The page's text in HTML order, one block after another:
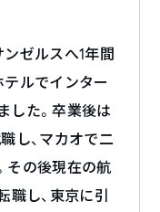
ゼルスへ1年間
テルでインター
した。卒業後は
し、マカオで二
その後現在の航
職し、東京に引